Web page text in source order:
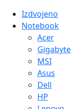
Izdvojeno
Notebook
Acer
Gigabyte
MSI
Asus
Dell
HP